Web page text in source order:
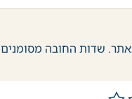
שדות החובה מסומנים